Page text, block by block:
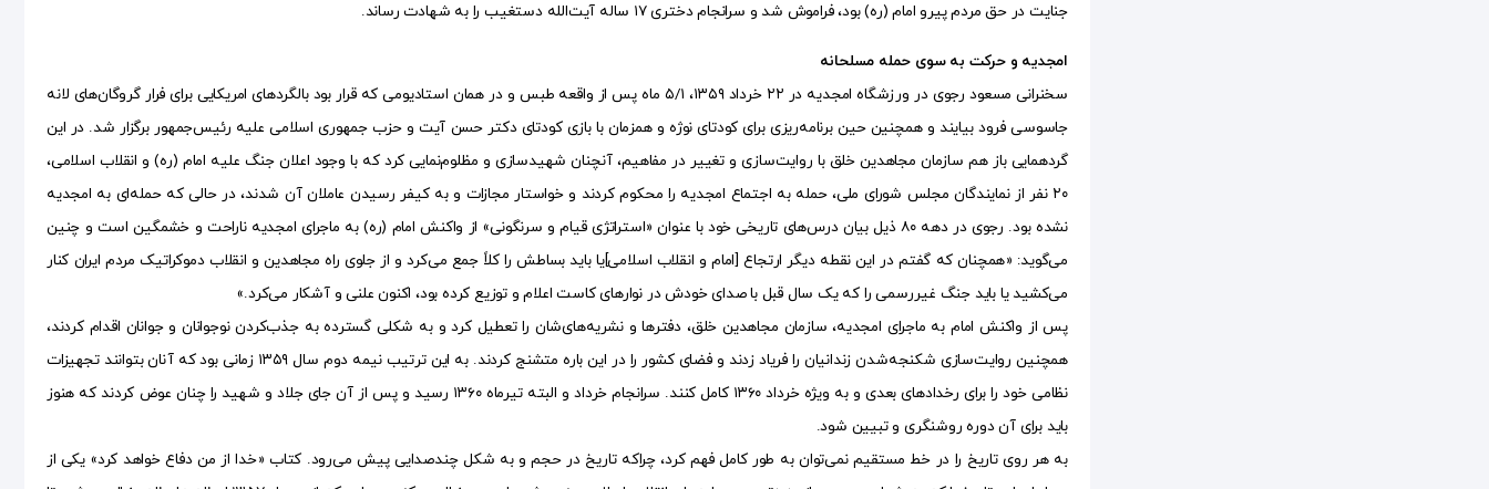
جنایت در حق مردم پیرو امام (ره) بود، فراموش شد و سرانجام دختری ۱۷ ساله آیت‌الله دستغیب را به شهادت رساند.
امجدیه و حرکت به سوی حمله مسلحانه
سخنرانی مسعود رجوی در ورزشگاه امجدیه در ۲۲ خرداد ۱۳۵۹، ۵/۱ ماه پس از واقعه طبس و در همان استادیومی که قرار بود بالگرد‌های امریکایی برای فرار گروگان‌های لانه
جاسوسی فرود بیایند و همچنین حین برنامه‌ریزی برای کودتای نوژه و همزمان با بازی کودتای دکتر حسن آیت و حزب جمهوری اسلامی علیه رئیس‌جمهور برگزار شد. در این
گردهمایی باز هم سازمان مجاهدین خلق با روایت‌سازی و تغییر در مفاهیم، آنچنان شهیدسازی و مظلوم‌نمایی کرد که با وجود اعلان جنگ علیه امام (ره) و انقلاب اسلامی،
۲۰ نفر از نمایندگان مجلس شورای ملی، حمله به اجتماع امجدیه را محکوم کردند و خواستار مجازات و به کیفر رسیدن عاملان آن شدند، در حالی که حمله‌ای به امجدیه
نشده بود. رجوی در دهه ۸۰ ذیل بیان درس‌های تاریخی خود با عنوان «استراتژی قیام و سرنگونی» از واکنش امام (ره) به ماجرای امجدیه ناراحت و خشمگین است و چنین
می‌گوید: «همچنان که گفتم در این نقطه دیگر ارتجاع [امام و انقلاب اسلامی]یا باید بساطش را کلاً جمع می‌کرد و از جلوی راه مجاهدین و انقلاب دموکراتیک مردم ایران کنار
می‌کشید یا باید جنگ غیررسمی را که یک سال قبل با صدای خودش در نوار‌های کاست اعلام و توزیع کرده بود، اکنون علنی و آشکار می‌کرد.»
پس از واکنش امام به ماجرای امجدیه، سازمان مجاهدین خلق، دفتر‌ها و نشریه‌های‌شان را تعطیل کرد و به شکلی گسترده به جذب‌کردن نوجوانان و جوانان اقدام کردند،
همچنین روایت‌سازی شکنجه‌شدن زندانیان را فریاد زدند و فضای کشور را در این باره متشنج کردند. به این ترتیب نیمه دوم سال ۱۳۵۹ زمانی بود که آنان بتوانند تجهیزات
نظامی خود را برای رخداد‌های بعدی و به ویژه خرداد ۱۳۶۰ کامل کنند. سرانجام خرداد و البته تیرماه ۱۳۶۰ رسید و پس از آن جای جلاد و شهید را چنان عوض کردند که هنوز
باید برای آن دوره روشنگری و تبیین شود.
به هر روی تاریخ را در خط مستقیم نمی‌توان به طور کامل فهم کرد، چراکه تاریخ در حجم و به شکل چندصدایی پیش می‌رود. کتاب «خدا از من دفاع خواهد کرد» یکی از